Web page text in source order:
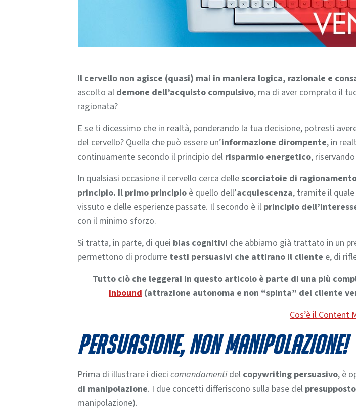
Il cervello non agisce (quasi) mai in maniera logica, razionale e
ascolto al demone dell’acquisto compulsivo, ma di aver comprato il
ragionata?
E se ti dicessimo che in realtà, ponderando la tua decisione, potresti
del cervello? Quella che può essere un’informazione dirompente, in
continuamente secondo il principio del risparmio energetico,
In qualsiasi occasione il cervello cerca dellescorciatoie di
principio. Il primo principio è quello dell’acquiescenza, tramite il
vissuto e delle esperienze passate. Il secondo è ilprincipio
con il minimo sforzo.
Si tratta, in parte, di quei bias cognitivi che abbiamo già trattato in un
permettono di produrre testi persuasivi che attirano il cliente e, di
Tutto ciò che leggerai in questo articolo è parte di una più
Inbound(attrazione autonoma e non “spinta” del cliente
Cos’è il Content
Persuasione, non manipolazione!
Prima di illustrare i dieci comandamentidel copywriting persuasivo, è
di manipolazione. I due concetti differiscono sulla base del
manipolazione).